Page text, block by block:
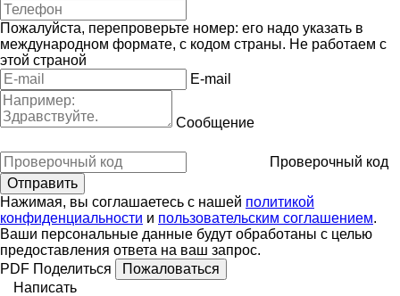
Пожалуйста, перепроверьте номер: его надо указать в
международном формате, с кодом страны. Не работаем с
этой страной
E-mail
Сообщение
Проверочный код
Нажимая, вы соглашаетесь с нашей политикой
конфиденциальности и пользовательским соглашением.
Ваши персональные данные будут обработаны с целью
предоставления ответа на ваш запрос.
PDF Поделиться
Пожаловаться
Написать